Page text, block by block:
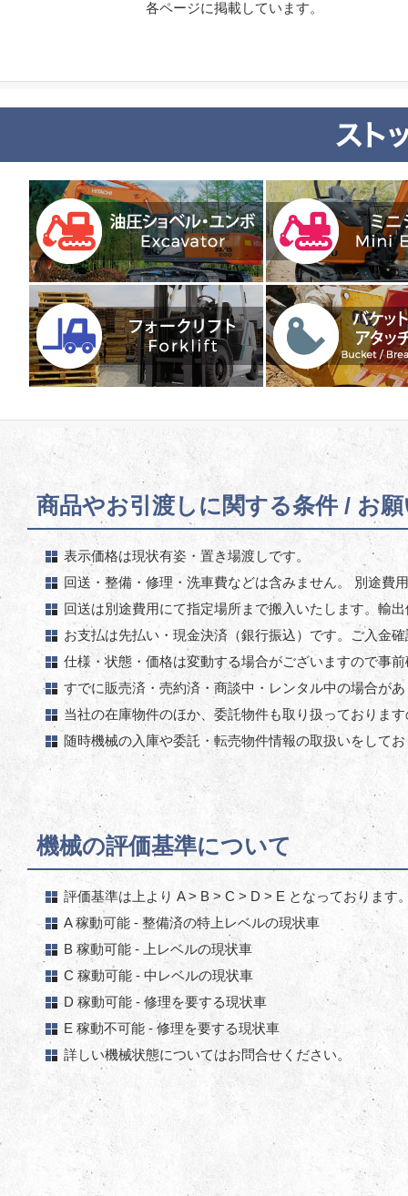
各ページに掲載しています。
商品やお引渡しに関する条件 / お
表示価格は現状有姿・置き場渡しです。
回送・整備・修理・洗車費などは含みません。 別途費
回送は別途費用にて指定場所まで搬入いたします。輸
お支払は先払い・現金決済（銀行振込）です。ご入金
仕様・状態・価格は変動する場合がございますので事
すでに販売済・売約済・商談中・レンタル中の場合が
当社の在庫物件のほか、委託物件も取り扱っておりま
随時機械の入庫や委託・転売物件情報の取扱いをして
機械の評価基準について
評価基準は上より A > B > C > D > E となっております
A 稼動可能 - 整備済の特上レベルの現状車
B 稼動可能 - 上レベルの現状車
C 稼動可能 - 中レベルの現状車
D 稼動可能 - 修理を要する現状車
E 稼動不可能 - 修理を要する現状車
詳しい機械状態についてはお問合せください。